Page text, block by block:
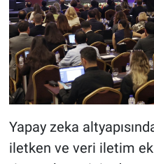
Yapay zeka
iletken ve veri iletim